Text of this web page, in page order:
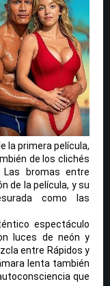
la primera película,
de los clichés
Las bromas entre
de la película, y su
como las
espectáculo
luces de neón y
entre Rápidos y
lenta también
que